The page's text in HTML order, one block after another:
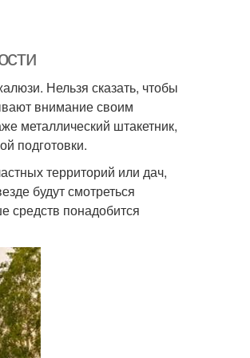
Нельзя сказать, чтобы
внимание своим
металлический штакетник,
подготовки.
территорий или дач,
будут смотреться
средств понадобится